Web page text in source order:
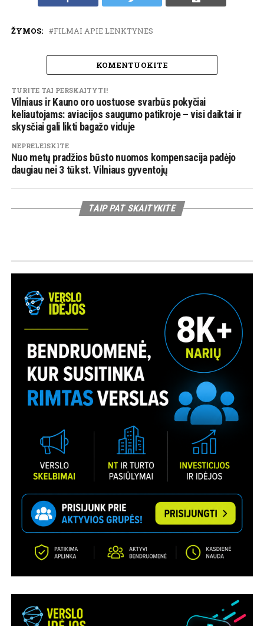
ŽYMOS: FILMAI APIE LENKTYNES
KOMENTUOKITE
TURITE TAI PERSKAITYTI!
Vilniaus ir Kauno oro uostuose svarbūs pokyčiai
keliautojams: aviacijos saugumo patikroje – visi daiktai ir
skysčiai gali likti bagažo viduje
NEPRELEISKITE
Nuo metų pradžios būsto nuomos kompensacija padėjo
daugiau nei 3 tūkst. Vilniaus gyventojų
TAIP PAT SKAITYKITE